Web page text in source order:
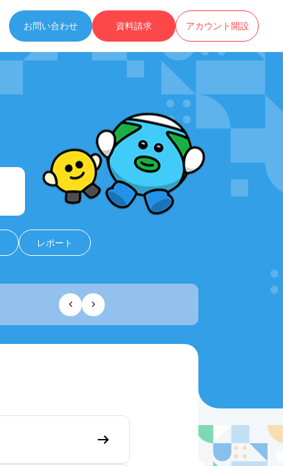
お問い合わせ 資料請求 アカウント開設
レポート
「スマートペルソナ」のリリース